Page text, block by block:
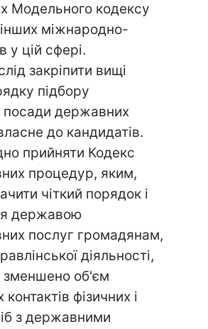
Модельного кодексу
міжнародно-
у цій сфері.
закріпити вищі
підбору
посади державних
до кандидатів.
прийняти Кодекс
процедур, яким,
чіткий порядок і
державою
послуг громадянам,
діяльності,
зменшено об'єм
фізичних і
з державними